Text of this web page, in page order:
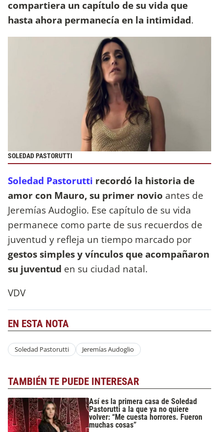
compartiera un capítulo de su vida que
hasta ahora permanecía en la intimidad.
SOLEDAD PASTORUTTI
Soledad Pastorutti recordó la historia de
amor con Mauro, su primer novio antes de
Jeremías Audoglio. Ese capítulo de su vida
permanece como parte de sus recuerdos de
juventud y refleja un tiempo marcado por
gestos simples y vínculos que acompañaron
su juventud en su ciudad natal.
VDV
EN ESTA NOTA
Soledad Pastorutti Jeremías Audoglio
TAMBIÉN TE PUEDE INTERESAR
Así es la primera casa de Soledad
Pastorutti a la que ya no quiere
volver: “Me cuesta horrores. Fueron
muchas cosas”